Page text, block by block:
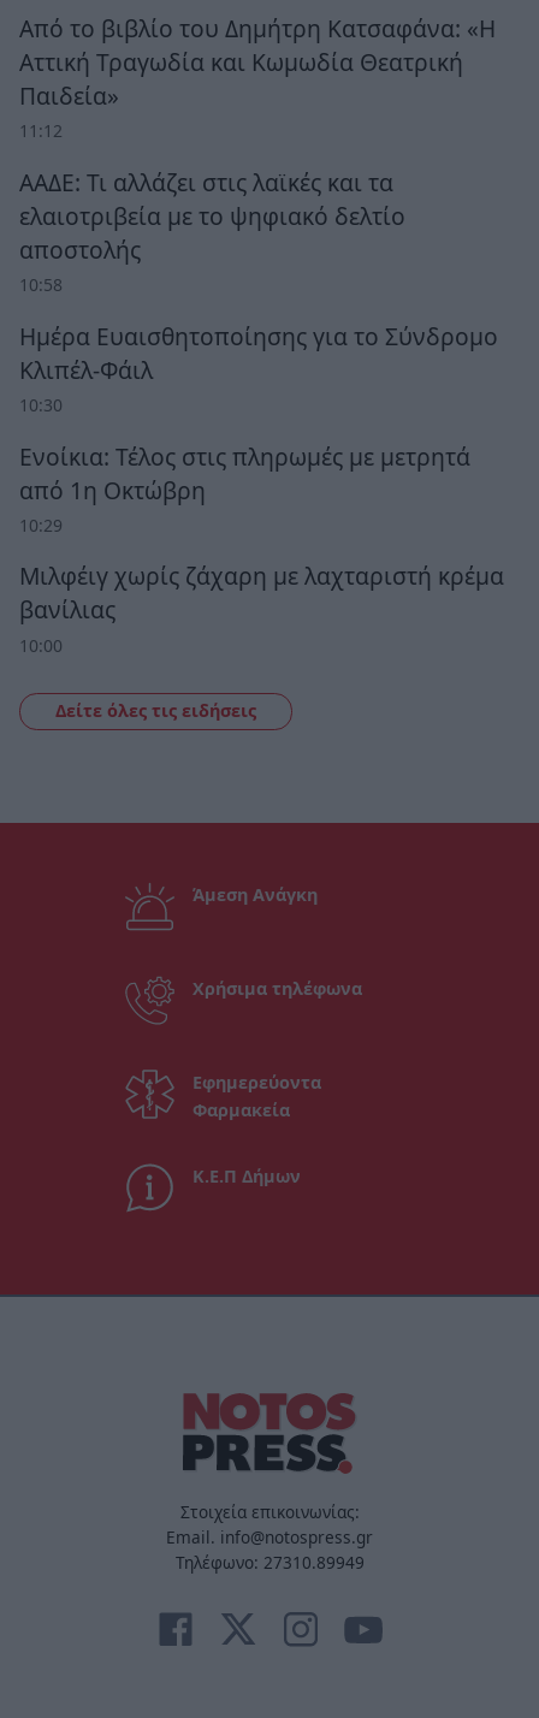
Από το βιβλίο του Δημήτρη Κατσαφάνα: «Η
Αττική Τραγωδία και Κωμωδία Θεατρική
Παιδεία»
11:12
ΑΑΔΕ: Τι αλλάζει στις λαϊκές και τα
ελαιοτριβεία με το ψηφιακό δελτίο
αποστολής
10:58
Ημέρα Ευαισθητοποίησης για το Σύνδρομο
Κλιπέλ-Φάιλ
10:30
Ενοίκια: Τέλος στις πληρωμές με μετρητά
από 1η Οκτώβρη
10:29
Μιλφέιγ χωρίς ζάχαρη με λαχταριστή κρέμα
βανίλιας
10:00
Δείτε όλες τις ειδήσεις
Άμεση Ανάγκη
Χρήσιμα τηλέφωνα
Εφημερεύοντα
Φαρμακεία
Κ.Ε.Π Δήμων
Στοιχεία επικοινωνίας:
Email. info@notospress.gr
Τηλέφωνο: 27310.89949